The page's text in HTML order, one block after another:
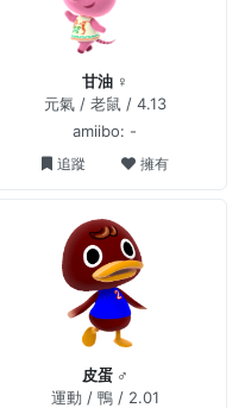
甘油 ♀
元氣 / 老鼠 / 4.13
amiibo: -
追蹤 擁有
皮蛋 ♂
運動 / 鴨 / 2.01